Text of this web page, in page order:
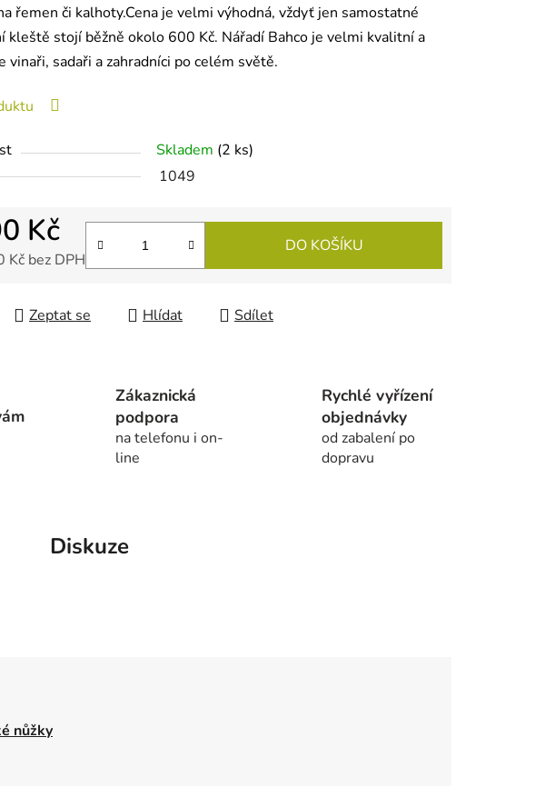
řemen či kalhoty.Cena je velmi výhodná, vždyť jen samostatné
kleště stojí běžně okolo 600 Kč. Nářadí Bahco je velmi kvalitní a
vinaři, sadaři a zahradníci po celém světě.
Skladem (2 ks)
1049
Kč
Kč bez DPH
DO KOŠÍKU
Zeptat se Hlídat Sdílet
Zákaznická
podpora
na telefonu i on-
line
Rychlé vyřízení
objednávky
od zabalení po
dopravu
Diskuze
nůžky